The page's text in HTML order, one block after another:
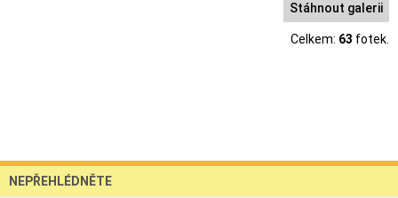
Stáhnout galerii
Celkem: 63 fotek.
NEPŘEHLÉDNĚTE